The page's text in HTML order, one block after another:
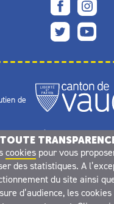
de
cookiespour vous
des statistiques. A
du site ainsi
d’audience, les